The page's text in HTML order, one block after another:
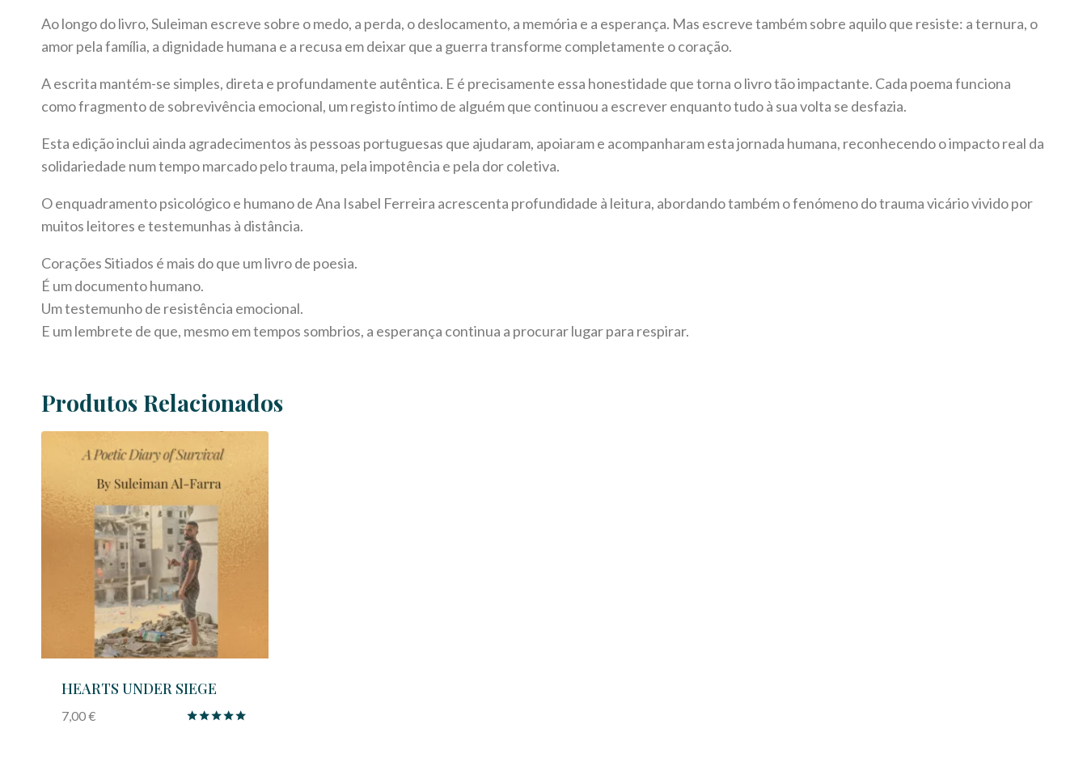
Ao longo do livro, Suleiman escreve sobre o medo, a perda, o deslocamento, a memória e a esperança. Mas escreve também sobre aquilo que resiste: a ternura, o
amor pela família, a dignidade humana e a recusa em deixar que a guerra transforme completamente o coração.
A escrita mantém-se simples, direta e profundamente autêntica. E é precisamente essa honestidade que torna o livro tão impactante. Cada poema funciona
como fragmento de sobrevivência emocional, um registo íntimo de alguém que continuou a escrever enquanto tudo à sua volta se desfazia.
Esta edição inclui ainda agradecimentos às pessoas portuguesas que ajudaram, apoiaram e acompanharam esta jornada humana, reconhecendo o impacto real da
solidariedade num tempo marcado pelo trauma, pela impotência e pela dor coletiva.
O enquadramento psicológico e humano de Ana Isabel Ferreira acrescenta profundidade à leitura, abordando também o fenómeno do trauma vicário vivido por
muitos leitores e testemunhas à distância.
Corações Sitiados é mais do que um livro de poesia.
É um documento humano.
Um testemunho de resistência emocional.
E um lembrete de que, mesmo em tempos sombrios, a esperança continua a procurar lugar para respirar.
Produtos Relacionados
HEARTS UNDER SIEGE
7,00€